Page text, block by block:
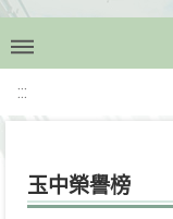
:::
玉中榮譽榜